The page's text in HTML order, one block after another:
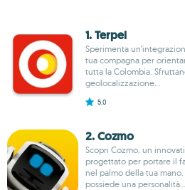
1. Terpel
Sperimenta
tua compagna per
tutta la Colombia.
geolocalizzazione...
5.0
2. Cozmo
Scopri Cozmo, un
progettato per portare il
nel palmo della tua
possiede una personalità...